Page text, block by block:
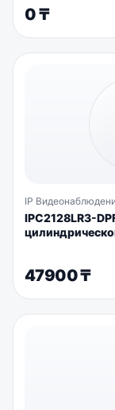
0₸
IP
IPC2128LR3-
47900₸